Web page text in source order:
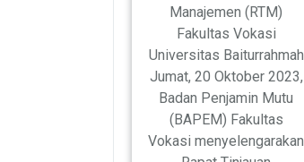
Manajemen (RTM)
Fakultas Vokasi
Universitas Baiturrahmah
Jumat, 20 Oktober 2023,
Badan Penjamin Mutu
(BAPEM) Fakultas
Vokasi menyelengarakan